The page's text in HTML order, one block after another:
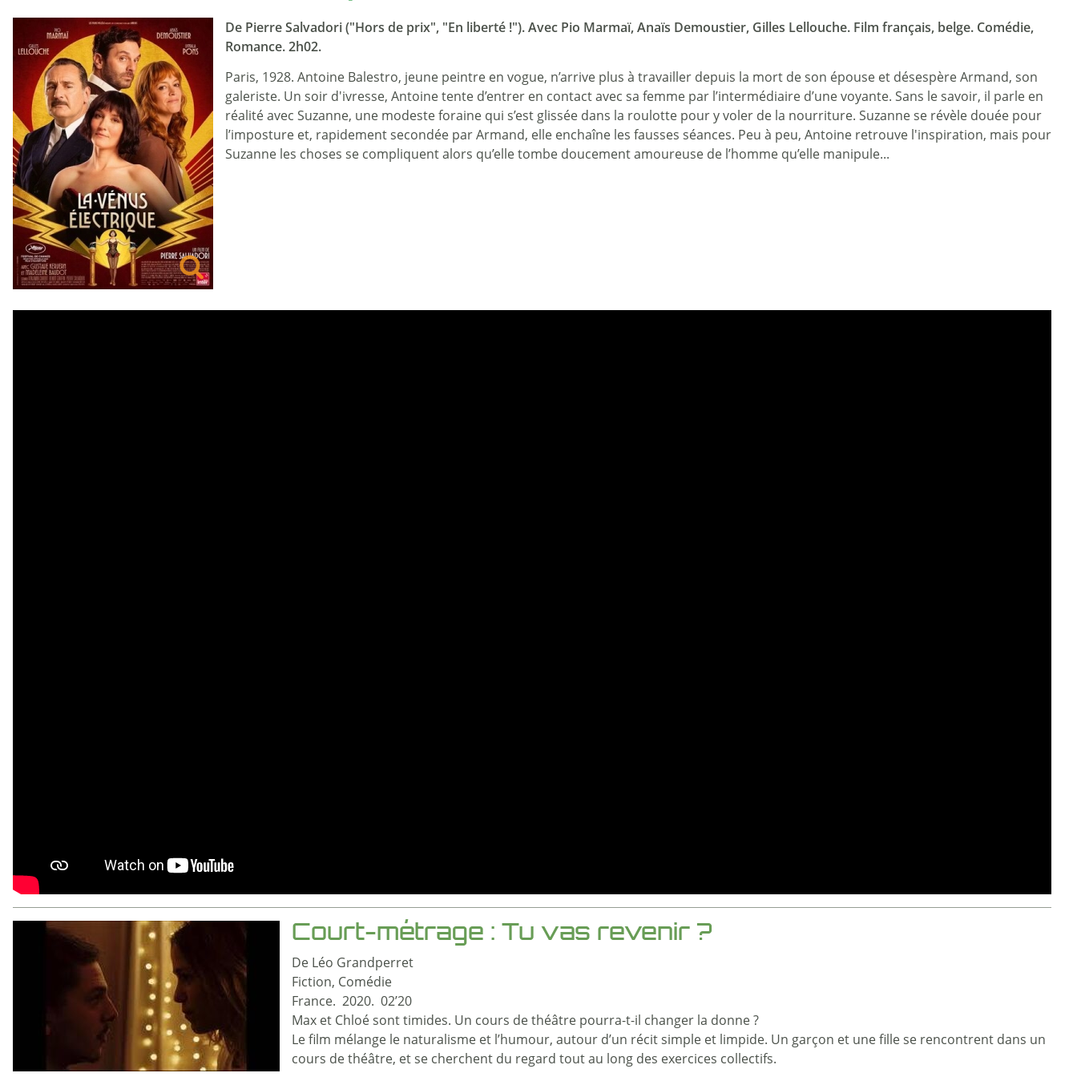
De Pierre Salvadori ("Hors de prix", "En liberté !"). Avec Pio Marmaï, Anaïs Demoustier, Gilles Lellouche. Film français, belge. Comédie,
Romance. 2h02.
Paris, 1928. Antoine Balestro, jeune peintre en vogue, n’arrive plus à travailler depuis la mort de son épouse et désespère Armand, son
galeriste. Un soir d'ivresse, Antoine tente d’entrer en contact avec sa femme par l’intermédiaire d’une voyante. Sans le savoir, il parle en
réalité avec Suzanne, une modeste foraine qui s’est glissée dans la roulotte pour y voler de la nourriture. Suzanne se révèle douée pour
l’imposture et, rapidement secondée par Armand, elle enchaîne les fausses séances. Peu à peu, Antoine retrouve l'inspiration, mais pour
Suzanne les choses se compliquent alors qu’elle tombe doucement amoureuse de l’homme qu’elle manipule...
Court-métrage : Tu vas revenir ?
De Léo Grandperret
Fiction, Comédie
France. 2020. 02’20
Max et Chloé sont timides. Un cours de théâtre pourra-t-il changer la donne ?
Le film mélange le naturalisme et l’humour, autour d’un récit simple et limpide. Un garçon et une fille se rencontrent dans un
cours de théâtre, et se cherchent du regard tout au long des exercices collectifs.